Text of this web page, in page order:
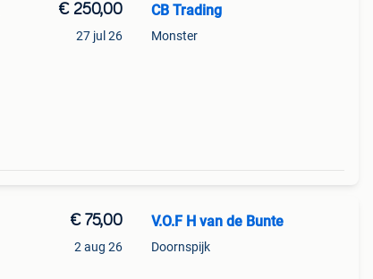
€ 250,00
27 jul 26
CB Trading
Monster
€ 75,00
2 aug 26
V.O.F H van de Bunte
Doornspijk